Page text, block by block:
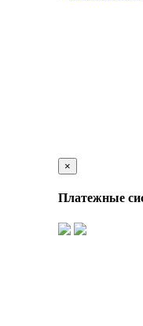
×
Платежные